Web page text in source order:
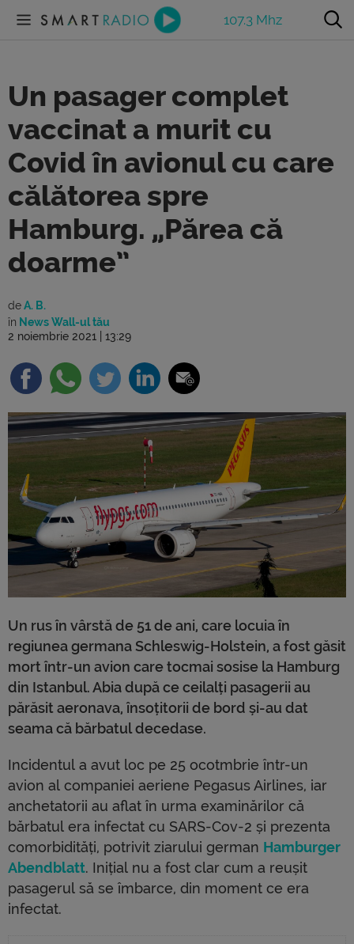
107.3 Mhz
Un pasager complet
vaccinat a murit cu
Covid în avionul cu care
călătorea spre
Hamburg. „Părea că
doarme”
deA. B.
în News Wall-ul tău
2 noiembrie 2021 | 13:29
Un rus în vârstă de 51 de ani, care locuia în
regiunea germana Schleswig-Holstein, a fost găsit
mort într-un avion care tocmai sosise la Hamburg
din Istanbul. Abia după ce ceilalți pasagerii au
părăsit aeronava, însoțitorii de bord și-au dat
seama că bărbatul decedase.
Incidentul a avut loc pe 25 ocotmbrie într-un
avion al companiei aeriene Pegasus Airlines, iar
anchetatorii au aflat în urma examinărilor că
bărbatul era infectat cu SARS-Cov-2 și prezenta
comorbidități, potrivit ziarului german Hamburger
Abendblatt. Inițial nu a fost clar cum a reușit
pasagerul să se îmbarce, din moment ce era
infectat.